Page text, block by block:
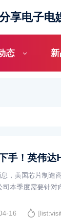
享电子电
态
，美国芯片制造
司本季度需要针对
16